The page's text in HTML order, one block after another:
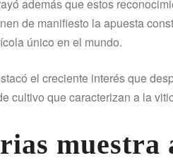
además que estos
de manifiesto la apuesta
único en el mundo.
el creciente interés que
cultivo que caracterizan a la
muestra